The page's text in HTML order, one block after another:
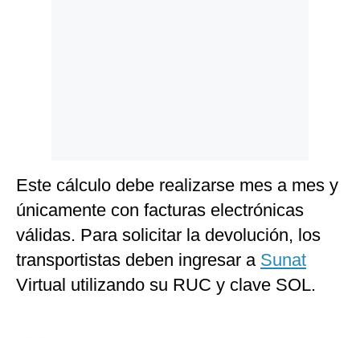
Este cálculo debe realizarse mes a mes y
únicamente con facturas electrónicas
válidas. Para solicitar la devolución, los
transportistas deben ingresar a Sunat
Virtual utilizando su RUC y clave SOL.